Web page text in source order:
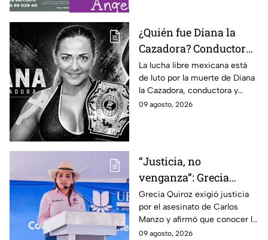
¿Quién fue Diana la
Cazadora? Conductora
y luchadora que
falleció a los 48 años en
Monterrey
La lucha libre mexicana está
de luto por la muerte de Diana
la Cazadora, conductora y
luchadora de 48 años que
09 agosto, 2026
“Justicia, no
venganza”: Grecia
Quiroz exige esclarecer
el asesinato de Carlos
Manzo
Grecia Quiroz exigió justicia
por el asesinato de Carlos
Manzo y afirmó que conocer la
verdad es indispensable para
09 agosto, 2026